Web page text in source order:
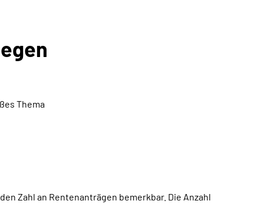
Thema
Zahl an Rentenanträgen bemerkbar. Die Anzahl